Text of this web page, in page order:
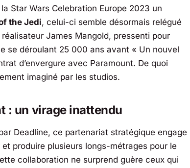
Star Wars Celebration Europe 2023 un
the Jedi, celui-ci semble désormais relégué
James Mangold, pressenti pour
se déroulant 25 000 ans avant « Un nouvel
d’envergure avec Paramount. De quoi
imaginé par les studios.
: un virage inattendu
Deadline, ce partenariat stratégique engage
produire plusieurs longs-métrages pour le
collaboration ne surprend guère ceux qui